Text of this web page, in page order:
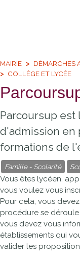
MAIRIE DÉMARCHES
COLLÈGE ET LYCÉE
Parcoursup
d'admission en
formations de
Famille - Scolarité
Vous êtes lycéen,
vous voulez vous
Pour cela, vous
procédure se
vous devez vous
établissements qui
valider les